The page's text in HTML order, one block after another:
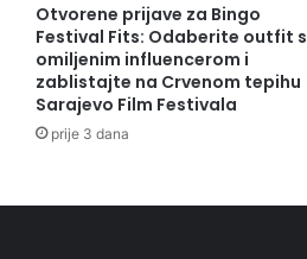
Otvorene prijave za Bingo
Festival Fits: Odaberite outfit s
omiljenim influencerom i
zablistajte na Crvenom tepihu
Sarajevo Film Festivala
prije 3 dana